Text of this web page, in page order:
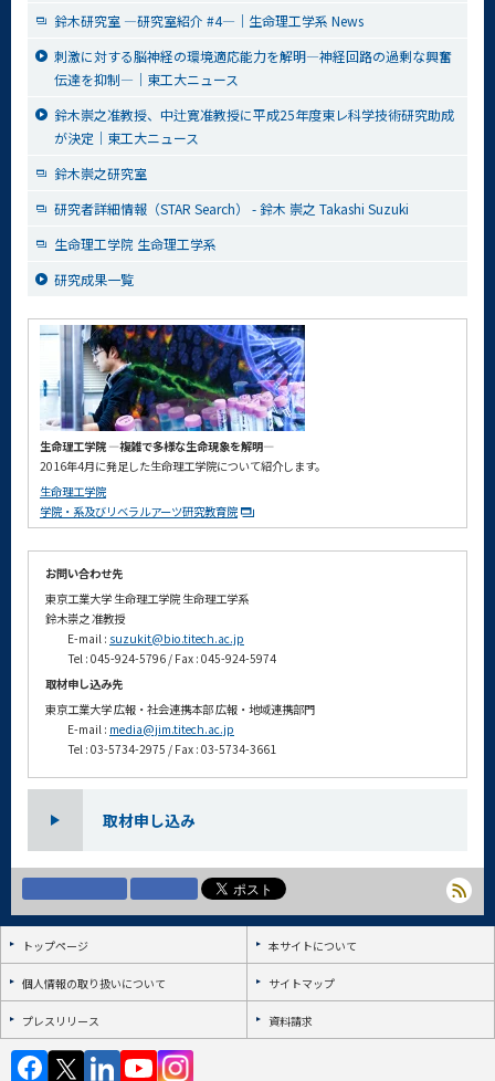
鈴木研究室 ―研究室紹介 #4―｜生命理工学系 News
刺激に対する脳神経の環境適応能力を解明―神経回路の過剰な興奮
伝達を抑制―｜東工大ニュース
鈴木崇之准教授、中辻寛准教授に平成25年度東レ科学技術研究助成
が決定｜東工大ニュース
鈴木崇之研究室
研究者詳細情報（STAR Search） - 鈴木 崇之 Takashi Suzuki
生命理工学院 生命理工学系
研究成果一覧
生命理工学院 ―複雑で多様な生命現象を解明―
2016年4月に発足した生命理工学院について紹介します。
生命理工学院
学院・系及びリベラルアーツ研究教育院
お問い合わせ先
東京工業大学 生命理工学院 生命理工学系
鈴木崇之 准教授
E-mail : suzukit@bio.titech.ac.jp
Tel : 045-924-5796 / Fax : 045-924-5974
取材申し込み先
東京工業大学 広報・社会連携本部 広報・地域連携部門
E-mail : media@jim.titech.ac.jp
Tel : 03-5734-2975 / Fax : 03-5734-3661
取材申し込み
トップページ 本サイトについて
個人情報の取り扱いについて サイトマップ
プレスリリース 資料請求